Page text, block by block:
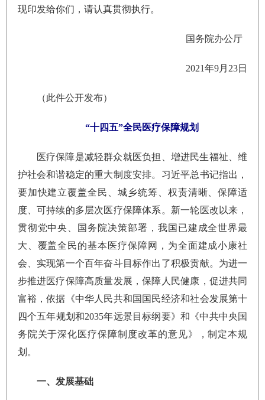
现印发给你们，请认真贯彻执行。
国务院办公厅
2021年9月23日
（此件公开发布）
“十四五”全民医疗保障规划
医疗保障是减轻群众就医负担、增进民生福祉、维
护社会和谐稳定的重大制度安排。习近平总书记指出，
要加快建立覆盖全民、城乡统筹、权责清晰、保障适
度、可持续的多层次医疗保障体系。新一轮医改以来，
贯彻党中央、国务院决策部署，我国已建成全世界最
大、覆盖全民的基本医疗保障网，为全面建成小康社
会、实现第一个百年奋斗目标作出了积极贡献。为进一
步推进医疗保障高质量发展，保障人民健康，促进共同
富裕，依据《中华人民共和国国民经济和社会发展第十
四个五年规划和2035年远景目标纲要》和《中共中央国
务院关于深化医疗保障制度改革的意见》，制定本规
划。
一、发展基础